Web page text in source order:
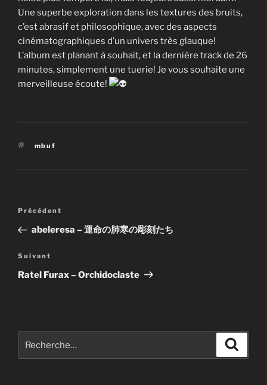
Une superbe exploration dans les textures des bruits,
c’est abrasif et philosophique, avec des aspects
cinématographiques d’un univers très glauque!
L’album est planant à souhait, et la dernière track de 26
minutes, simplement une tuerie! Je vous souhaite une
merveilleuse écoute!
Étiquettes
mbuf
l’article
Article
précédent
Précédent
abeleresa – 運命の肺寒の彫刻たち
Article
suivant
Suivant
Ratel Furax – Orchidoclaste
pour